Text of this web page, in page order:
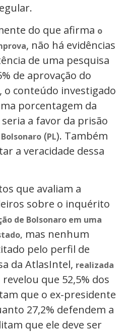
do que afirma o
, não há evidências
de uma pesquisa
de aprovação do
o conteúdo investigado
porcentagem da
a favor da prisão
Bolsonaro (PL). Também
a veracidade dessa
que avaliam a
sobre o inquérito
de Bolsonaro em uma
mas nenhum
pelo perfil de
da AtlasIntel, realizada
revelou que 52,5% dos
que o ex-presidente
27,2% defendem a
que ele deve ser